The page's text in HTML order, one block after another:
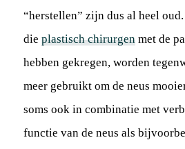
“herstellen” zijn dus al heel
die plastisch chirurgenmet de
hebben gekregen, worden
meer gebruikt om de neus
soms ook in combinatie met
functie van de neus als